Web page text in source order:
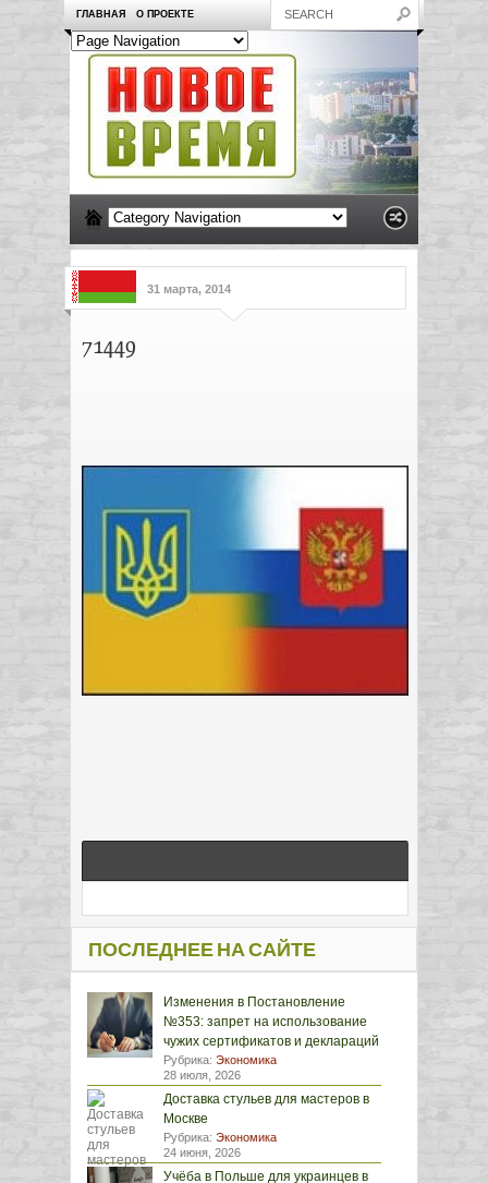
ГЛАВНАЯ О ПРОЕКТЕ
31 марта, 2014
71449
ПОСЛЕДНЕЕ НА САЙТЕ
Изменения в Постановление
№353: запрет на использование
чужих сертификатов и деклараций
Рубрика: Экономика
28 июля, 2026
Доставка стульев для мастеров в
Москве
Рубрика: Экономика
24 июня, 2026
Учёба в Польше для украинцев в